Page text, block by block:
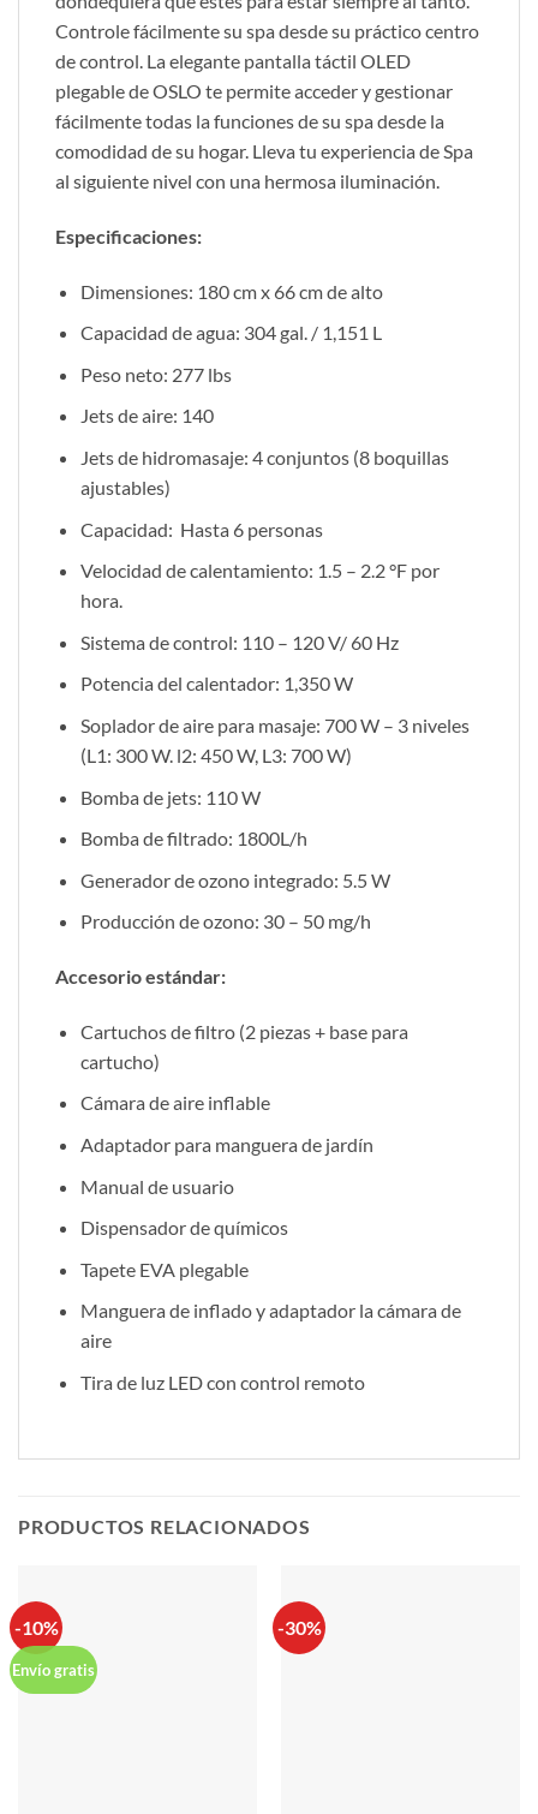
Controle fácilmente su spa desde su práctico centro
de control. La elegante pantalla táctil OLED
plegable de OSLO te permite acceder y gestionar
fácilmente todas la funciones de su spa desde la
comodidad de su hogar. Lleva tu experiencia de Spa
al siguiente nivel con una hermosa iluminación.
Especificaciones:
Dimensiones: 180 cm x 66 cm de alto
Capacidad de agua: 304 gal. / 1,151 L
Peso neto: 277 lbs
Jets de aire: 140
Jets de hidromasaje: 4 conjuntos (8 boquillas
ajustables)
Capacidad: Hasta 6 personas
Velocidad de calentamiento: 1.5 – 2.2 °F por
hora.
Sistema de control: 110 – 120 V/ 60 Hz
Potencia del calentador: 1,350 W
Soplador de aire para masaje: 700 W – 3 niveles
(L1: 300 W. l2: 450 W, L3: 700 W)
Bomba de jets: 110 W
Bomba de filtrado: 1800L/h
Generador de ozono integrado: 5.5 W
Producción de ozono: 30 – 50 mg/h
Accesorio estándar:
Cartuchos de filtro (2 piezas + base para
cartucho)
Cámara de aire inflable
Adaptador para manguera de jardín
Manual de usuario
Dispensador de químicos
Tapete EVA plegable
Manguera de inflado y adaptador la cámara de
aire
Tira de luz LED con control remoto
PRODUCTOS RELACIONADOS
-10%
Envío gratis
-30%